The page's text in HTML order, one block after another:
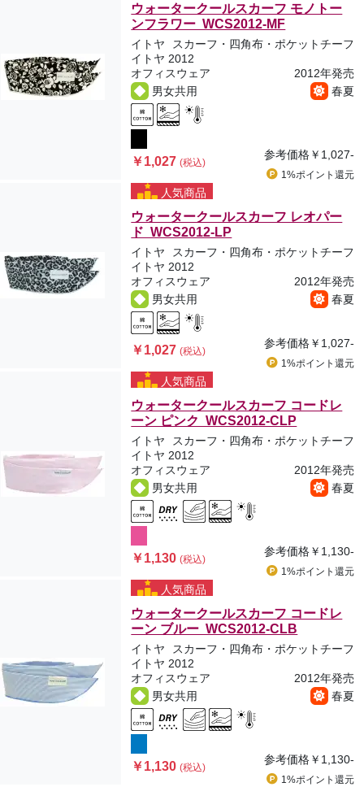
ウォータークールスカーフ モノトー
ンフラワー WCS2012-MF
イトヤ
スカーフ・四角布・ポケットチーフ
イトヤ 2012
オフィスウェア
2012年発売
男女共用
春夏
￥1,027(税込)
参考価格￥1,027-
1%ポイント 還元
人気商品
ウォータークールスカーフ レオパー
ド WCS2012-LP
イトヤ
スカーフ・四角布・ポケットチーフ
イトヤ 2012
オフィスウェア
2012年発売
男女共用
春夏
￥1,027(税込)
参考価格￥1,027-
1%ポイント 還元
人気商品
ウォータークールスカーフ コードレ
ーン ピンク WCS2012-CLP
イトヤ
スカーフ・四角布・ポケットチーフ
イトヤ 2012
オフィスウェア
2012年発売
男女共用
春夏
￥1,130(税込)
参考価格￥1,130-
1%ポイント 還元
人気商品
ウォータークールスカーフ コードレ
ーン ブルー WCS2012-CLB
イトヤ
スカーフ・四角布・ポケットチーフ
イトヤ 2012
オフィスウェア
2012年発売
男女共用
春夏
￥1,130(税込)
参考価格￥1,130-
1%ポイント 還元